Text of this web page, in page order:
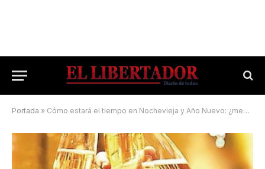
Portada » Cómo estará el tiempo en Nochevieja y Año Nuevo: ¿mesa afuera o adentro?